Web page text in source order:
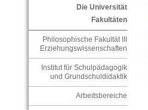
Die Universität
Fakultäten
Philosophische Fakultät III
Erziehungswissenschaften
Institut für Schulpädagogik
und Grundschuldidaktik
Arbeitsbereiche